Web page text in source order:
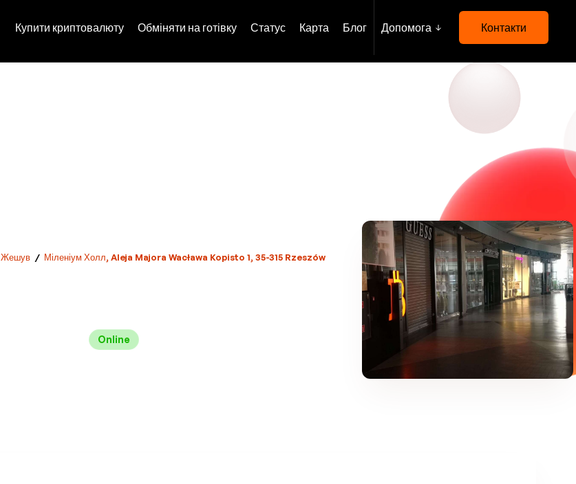
Купити криптовалюту Обміняти на готівку Статус Карта Блог Допомога Контакти
Жешув / Міленіум Холл, Aleja Majora Wacława Kopisto 1, 35-315 Rzeszów
Online